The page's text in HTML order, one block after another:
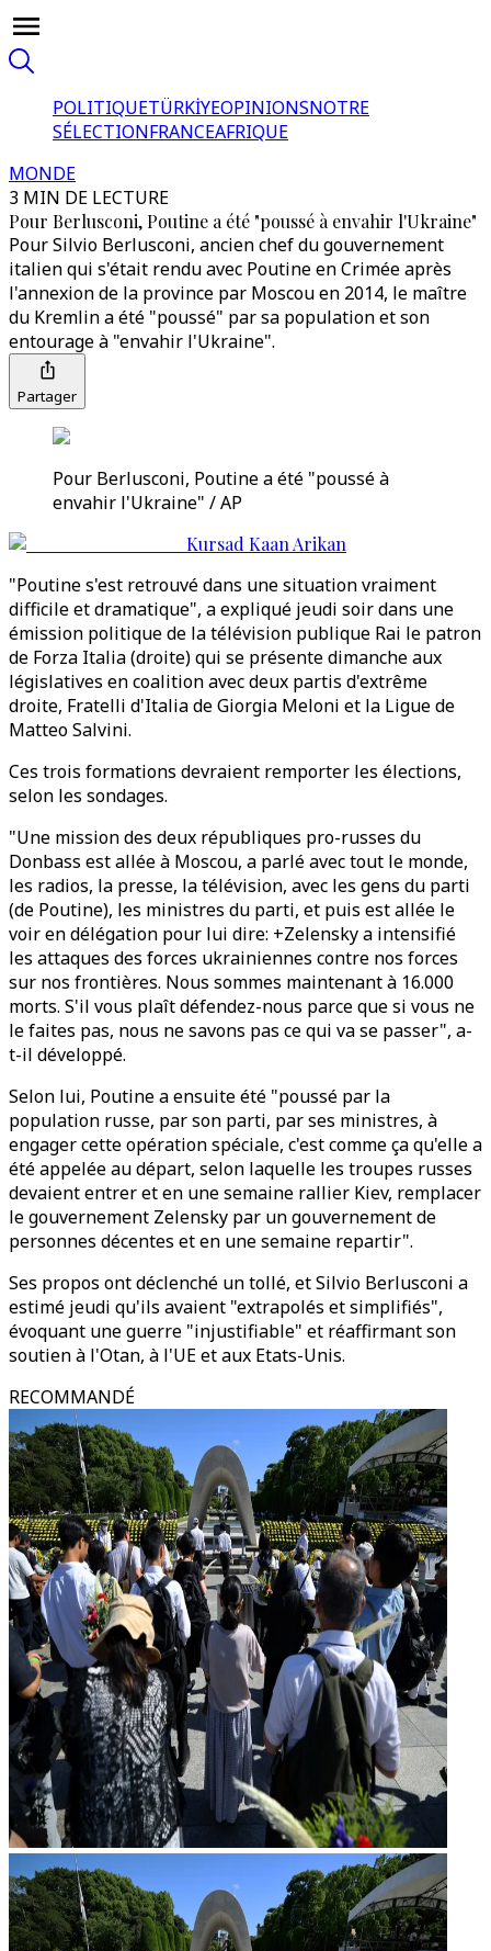
POLITIQUETÜRKİYEOPINIONSNOTRE
SÉLECTIONFRANCEAFRIQUE
MONDE
3 MIN DE LECTURE
Pour Berlusconi, Poutine a été "poussé à envahir l'Ukraine"
Pour Silvio Berlusconi, ancien chef du gouvernement
italien qui s'était rendu avec Poutine en Crimée après
l'annexion de la province par Moscou en 2014, le maître
du Kremlin a été "poussé" par sa population et son
entourage à "envahir l'Ukraine".
Partager
Pour Berlusconi, Poutine a été "poussé à
envahir l'Ukraine" / AP
Kursad Kaan Arikan
"Poutine s'est retrouvé dans une situation vraiment
difficile et dramatique", a expliqué jeudi soir dans une
émission politique de la télévision publique Rai le patron
de Forza Italia (droite) qui se présente dimanche aux
législatives en coalition avec deux partis d'extrême
droite, Fratelli d'Italia de Giorgia Meloni et la Ligue de
Matteo Salvini.
Ces trois formations devraient remporter les élections,
selon les sondages.
"Une mission des deux républiques pro-russes du
Donbass est allée à Moscou, a parlé avec tout le monde,
les radios, la presse, la télévision, avec les gens du parti
(de Poutine), les ministres du parti, et puis est allée le
voir en délégation pour lui dire: +Zelensky a intensifié
les attaques des forces ukrainiennes contre nos forces
sur nos frontières. Nous sommes maintenant à 16.000
morts. S'il vous plaît défendez-nous parce que si vous ne
le faites pas, nous ne savons pas ce qui va se passer", a-
t-il développé.
Selon lui, Poutine a ensuite été "poussé par la
population russe, par son parti, par ses ministres, à
engager cette opération spéciale, c'est comme ça qu'elle a
été appelée au départ, selon laquelle les troupes russes
devaient entrer et en une semaine rallier Kiev, remplacer
le gouvernement Zelensky par un gouvernement de
personnes décentes et en une semaine repartir".
Ses propos ont déclenché un tollé, et Silvio Berlusconi a
estimé jeudi qu'ils avaient "extrapolés et simplifiés",
évoquant une guerre "injustifiable" et réaffirmant son
soutien à l'Otan, à l'UE et aux Etats-Unis.
RECOMMANDÉ